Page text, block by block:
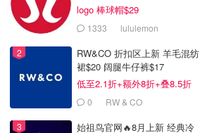
logo 棒球帽$29
1333 lululemon
RW&CO 折扣区上新 羊毛混纺
裙$20 阔腿牛仔裤$17
低至2.1折+额外8折+叠8.5折
0 RW & CO
始祖鸟官网🔥8月上新 经典冷